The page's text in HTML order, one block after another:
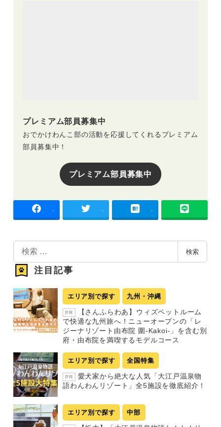
プレミアム部員募集中
おでかけわんこ部の活動を応援してくれるプレミアム
部員募集中！
プレミアム部員募集中
- - -
索
検索
注目記事
エリア別で探す 九州・沖縄
PR
【さんふらわあ】ウィズペットルーム
で快適な九州旅へ！ニューオープンの「レ
ジーナリゾート由布院 圍-Kakoi-」を含む別
府・由布院を満喫するモデルコース
エリア別で探す 全国特集
PR
愛犬家から絶大な人気「大江戸温泉物
語わんわんリゾート」全5施設を徹底紹介！
エリア別で探す 中部